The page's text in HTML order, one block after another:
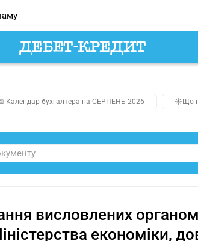
Календар бухгалтера на СЕРПЕНЬ 2026 ☀️Що
висловлених
економіки,